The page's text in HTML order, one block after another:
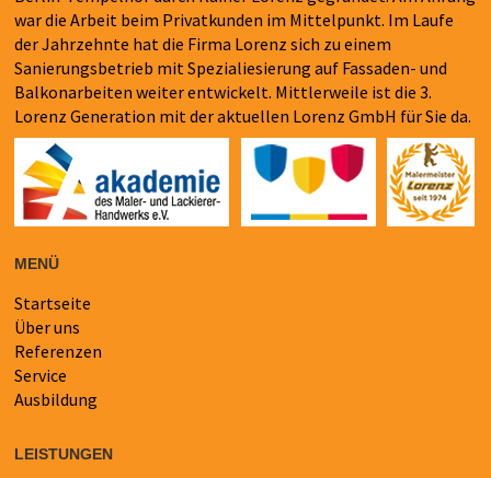
war die Arbeit beim Privatkunden im Mittelpunkt. Im Laufe
der Jahrzehnte hat die Firma Lorenz sich zu einem
Sanierungsbetrieb mit Spezialiesierung auf Fassaden- und
Balkonarbeiten weiter entwickelt. Mittlerweile ist die 3.
Lorenz Generation mit der aktuellen Lorenz GmbH für Sie da.
MENÜ
Navigation
überspringen
Startseite
Über uns
Referenzen
Service
Ausbildung
LEISTUNGEN